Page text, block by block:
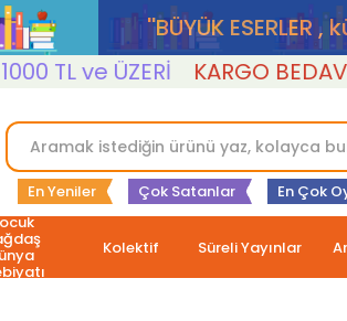
''BÜYÜK
TL ve ÜZERİ KARGO BEDAVA
En Yeniler Çok Satanlar En Çok
Kolektif Süreli Yayınlar